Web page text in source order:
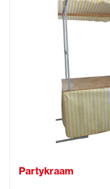
Partykraam